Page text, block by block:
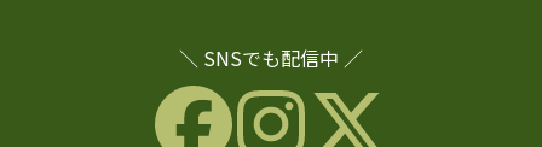
＼ SNSでも配信中 ／